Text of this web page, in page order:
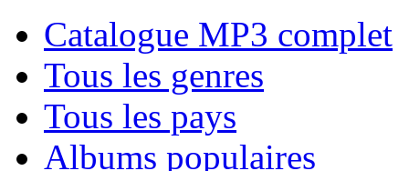
Catalogue MP3 complet
Tous les genres
Tous les pays
Albums populaires